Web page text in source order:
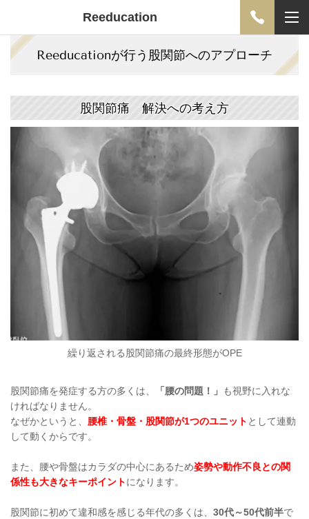
Reeducation
Reeducationが行う股関節へのアプローチ
股関節痛 解決への考え方
繰り返される股関節痛の最終形態がOPE
股関節痛を発症する方の多くは、 「腰の問題！」 も視野に入れな
ければなりません。
なぜかというと、 腰椎・骨盤・股関節が1つのユニット として連動
して動くからです。
また、腰や骨盤はカラダの中心にあるため姿勢や動作不良との関
係性も大きなキーポイントになります。
股関節に初めて違和感を感じる年代の多くは、 30代～50代前半で